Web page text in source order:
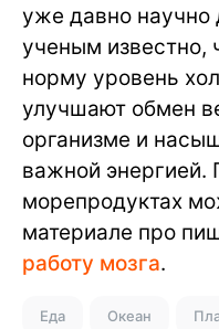
уже давно научно
ученым известно,
норму уровень
улучшают обмен
организме и
важной энергией.
морепродуктах
материале про
работу мозга.
Еда Океан